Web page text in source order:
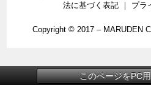
法に基づく表記 ｜ プラ
Copyright © 2017 – MARUDEN
このページをPC